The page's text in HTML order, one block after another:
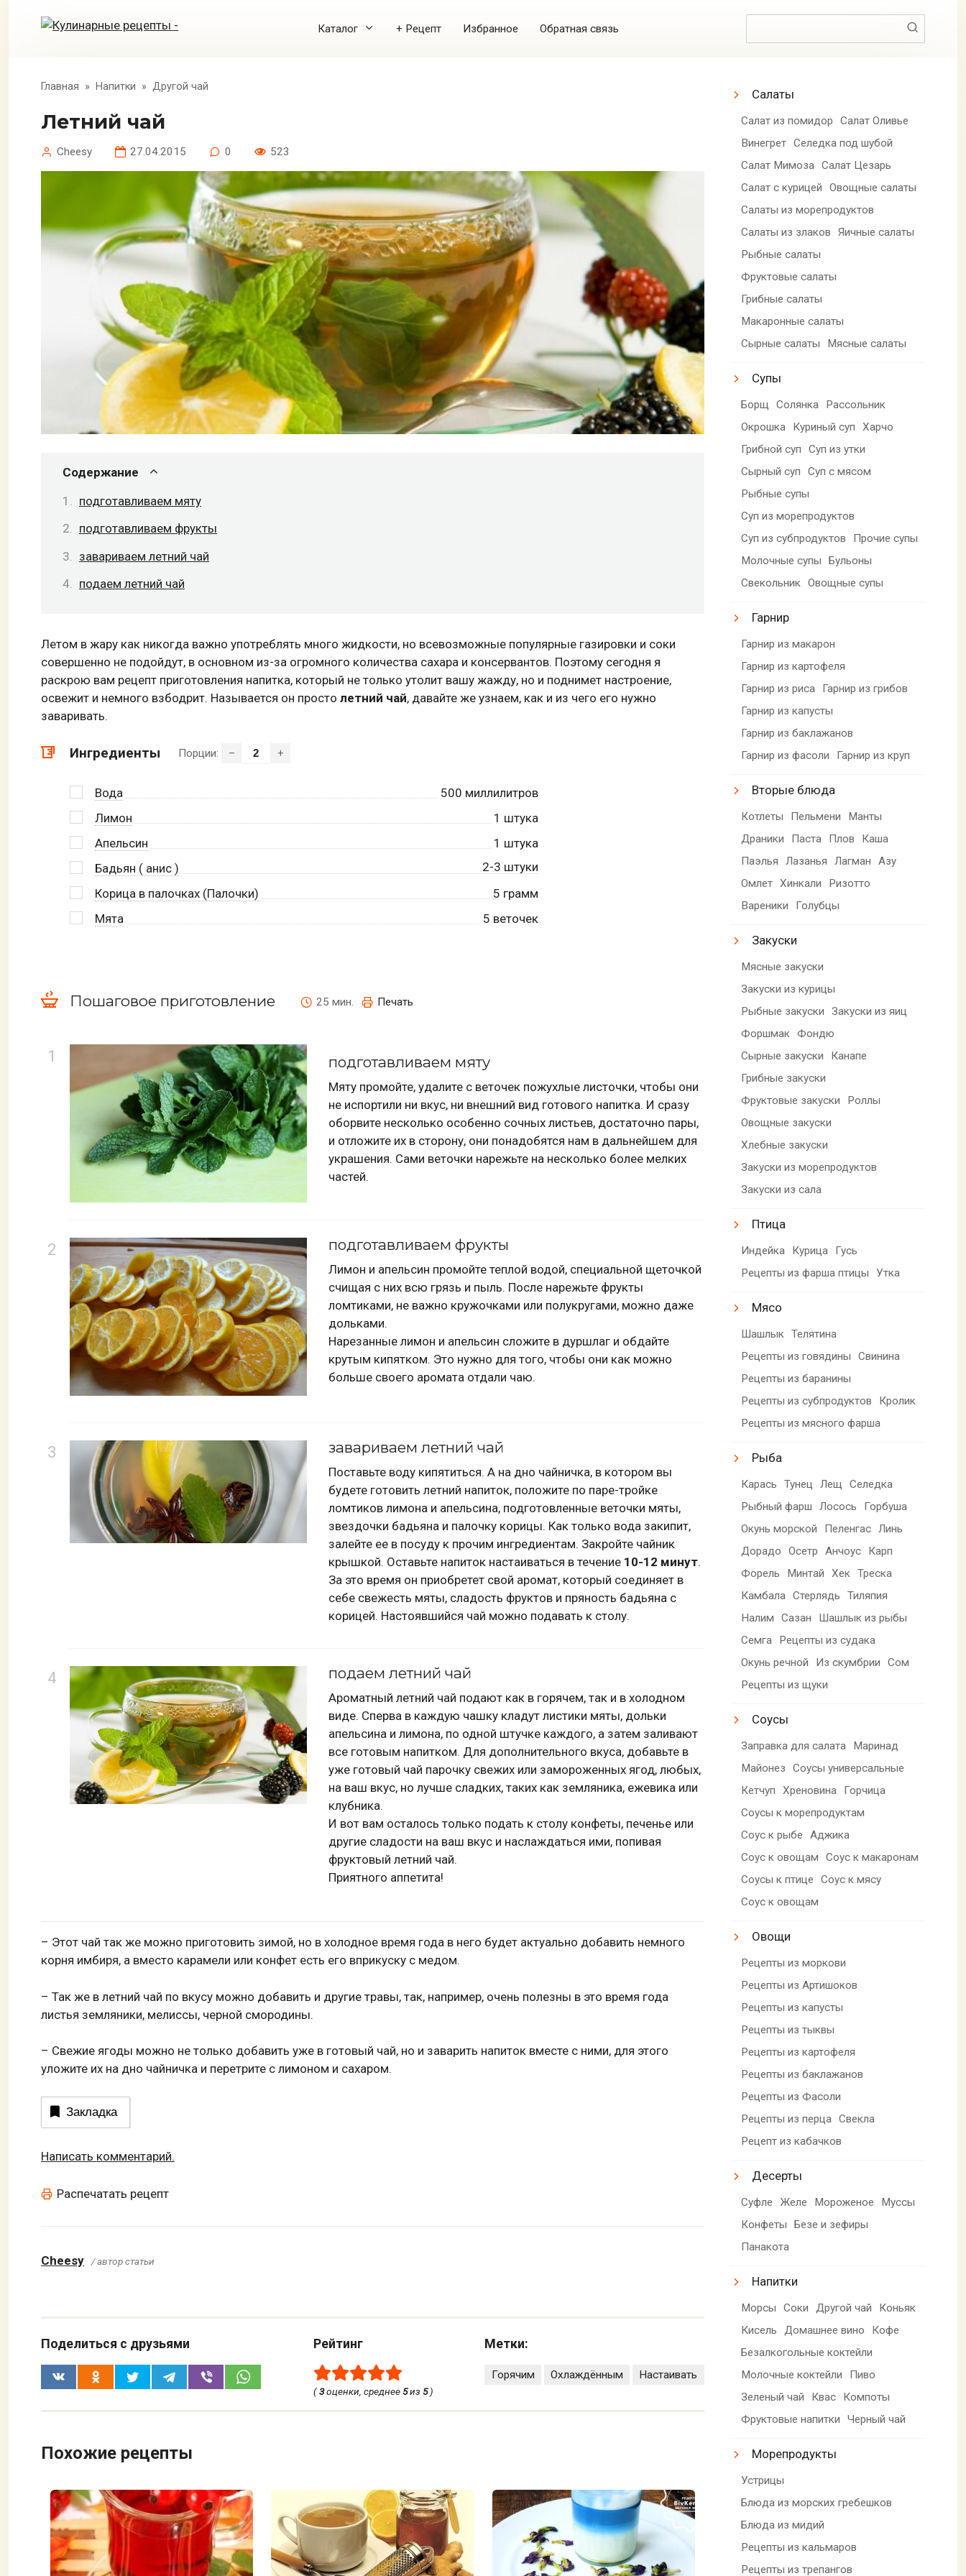
Каталог + Рецепт Избранное Обратная связь
Главная » Напитки » Другой чай
Летний чай
Cheesy 27.04.2015 0 523
Содержание
подготавливаем мяту
подготавливаем фрукты
завариваем летний чай
подаем летний чай
Летом в жару как никогда важно употреблять много жидкости, но всевозможные популярные газировки и соки
совершенно не подойдут, в основном из-за огромного количества сахара и консервантов. Поэтому сегодня я
раскрою вам рецепт приготовления напитка, который не только утолит вашу жажду, но и поднимет настроение,
освежит и немного взбодрит. Называется он просто летний чай, давайте же узнаем, как и из чего его нужно
заваривать.
Ингредиенты Порции: – +
Вода 500 миллилитров
Лимон
1 штука
Апельсин
1 штука
Бадьян ( анис )
2-3 штуки
Корица в палочках (Палочки)
5 грамм
Мята
5 веточек
Пошаговое приготовление 25 мин. Печать
подготавливаем мяту
Мяту промойте, удалите с веточек пожухлые листочки, чтобы они
не испортили ни вкус, ни внешний вид готового напитка. И сразу
оборвите несколько особенно сочных листьев, достаточно пары,
и отложите их в сторону, они понадобятся нам в дальнейшем для
украшения. Сами веточки нарежьте на несколько более мелких
частей.
подготавливаем фрукты
Лимон и апельсин промойте теплой водой, специальной щеточкой
счищая с них всю грязь и пыль. После нарежьте фрукты
ломтиками, не важно кружочками или полукругами, можно даже
дольками.
Нарезанные лимон и апельсин сложите в дуршлаг и обдайте
крутым кипятком. Это нужно для того, чтобы они как можно
больше своего аромата отдали чаю.
завариваем летний чай
Поставьте воду кипятиться. А на дно чайничка, в котором вы
будете готовить летний напиток, положите по паре-тройке
ломтиков лимона и апельсина, подготовленные веточки мяты,
звездочки бадьяна и палочку корицы. Как только вода закипит,
залейте ее в посуду к прочим ингредиентам. Закройте чайник
крышкой. Оставьте напиток настаиваться в течение 10-12 минут.
За это время он приобретет свой аромат, который соединяет в
себе свежесть мяты, сладость фруктов и пряность бадьяна с
корицей. Настоявшийся чай можно подавать к столу.
подаем летний чай
Ароматный летний чай подают как в горячем, так и в холодном
виде. Сперва в каждую чашку кладут листики мяты, дольки
апельсина и лимона, по одной штучке каждого, а затем заливают
все готовым напитком. Для дополнительного вкуса, добавьте в
уже готовый чай парочку свежих или замороженных ягод, любых,
на ваш вкус, но лучше сладких, таких как земляника, ежевика или
клубника.
И вот вам осталось только подать к столу конфеты, печенье или
другие сладости на ваш вкус и наслаждаться ими, попивая
фруктовый летний чай.
Приятного аппетита!
– Этот чай так же можно приготовить зимой, но в холодное время года в него будет актуально добавить немного
корня имбиря, а вместо карамели или конфет есть его вприкуску с медом.
– Так же в летний чай по вкусу можно добавить и другие травы, так, например, очень полезны в это время года
листья земляники, мелиссы, черной смородины.
– Свежие ягоды можно не только добавить уже в готовый чай, но и заварить напиток вместе с ними, для этого
уложите их на дно чайничка и перетрите с лимоном и сахаром.
Закладка
Написать комментарий.
Распечатать рецепт
Cheesy / автор статьи
Поделиться с друзьями Рейтинг
(3оценки, среднее5из5)
Метки:
Горячим Охлаждённым Настаивать
Похожие рецепты
Салаты
Салат из помидор
Салат Оливье
Винегрет Селедка под шубой
Салат Мимоза Салат Цезарь
Салат с курицей
Овощные салаты
Салаты из морепродуктов
Салаты из злаков
Яичные салаты
Рыбные салаты
Фруктовые салаты
Грибные салаты
Макаронные салаты
Сырные салаты
Мясные салаты
Супы
Борщ Солянка
Рассольник
Окрошка
Куриный суп
Харчо
Грибной суп
Суп из утки
Сырный суп
Суп с мясом
Рыбные супы
Суп из морепродуктов
Суп из субпродуктов
Прочие супы
Молочные супы
Бульоны
Свекольник Овощные супы
Гарнир
Гарнир из макарон
Гарнир из картофеля
Гарнир из риса
Гарнир из грибов
Гарнир из капусты
Гарнир из баклажанов
Гарнир из фасоли
Гарнир из круп
Вторые блюда
Котлеты Пельмени
Манты
Драники
Паста Плов
Каша
Паэлья
Лазанья Лагман
Азу
Омлет Хинкали
Ризотто
Вареники
Голубцы
Закуски
Мясные закуски
Закуски из курицы
Рыбные закуски
Закуски из яиц
Форшмак Фондю
Сырные закуски
Канапе
Грибные закуски
Фруктовые закуски
Роллы
Овощные закуски
Хлебные закуски
Закуски из морепродуктов
Закуски из сала
Птица
Индейка Курица
Гусь
Рецепты из фарша птицы
Утка
Мясо
Шашлык Телятина
Рецепты из говядины
Свинина
Рецепты из баранины
Рецепты из субпродуктов
Кролик
Рецепты из мясного фарша
Рыба
Карась Тунец Лещ
Селедка
Рыбный фарш
Лосось
Горбуша
Окунь морской
Пеленгас Линь
Дорадо
Осетр Анчоус
Карп
Форель
Минтай Хек Треска
Камбала Стерлядь
Тиляпия
Налим
Сазан
Шашлык из рыбы
Семга
Рецепты из судака
Окунь речной
Из скумбрии
Сом
Рецепты из щуки
Соусы
Заправка для салата
Маринад
Майонез
Соусы универсальные
Кетчуп
Хреновина
Горчица
Соусы к морепродуктам
Соус к рыбе
Аджика
Соус к овощам
Соус к макаронам
Соусы к птице
Соус к мясу
Соус к овощам
Овощи
Рецепты из моркови
Рецепты из Артишоков
Рецепты из капусты
Рецепты из тыквы
Рецепты из картофеля
Рецепты из баклажанов
Рецепты из Фасоли
Рецепты из перца Свекла
Рецепт из кабачков
Десерты
Суфле Желе Мороженое
Муссы
Конфеты
Безе и зефиры
Панакота
Напитки
Морсы Соки Другой чай
Коньяк
Кисель
Домашнее вино
Кофе
Безалкогольные коктейли
Молочные коктейли
Пиво
Зеленый чай
Квас
Компоты
Фруктовые напитки
Черный чай
Морепродукты
Устрицы
Блюда из морских гребешков
Блюда из мидий
Рецепты из кальмаров
Рецепты из трепангов